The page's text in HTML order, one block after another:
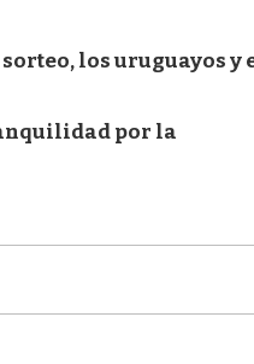
los uruguayos y
por la